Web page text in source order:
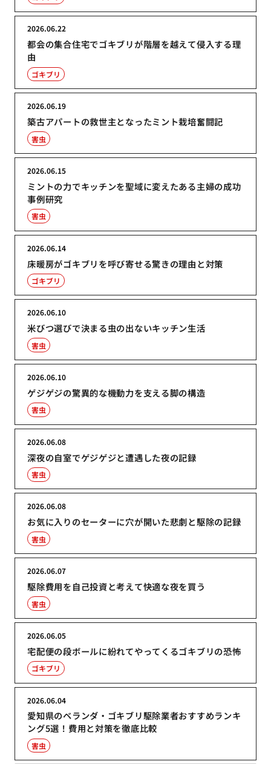
都会の集合住宅でゴキブリが階層を越えて侵入する理
由
2026.06.22
ゴキブリ
築古アパートの救世主となったミント栽培奮闘記
2026.06.19
害虫
ミントの力でキッチンを聖域に変えたある主婦の成功
事例研究
2026.06.15
害虫
床暖房がゴキブリを呼び寄せる驚きの理由と対策
2026.06.14
ゴキブリ
米びつ選びで決まる虫の出ないキッチン生活
2026.06.10
害虫
ゲジゲジの驚異的な機動力を支える脚の構造
2026.06.10
害虫
深夜の自室でゲジゲジと遭遇した夜の記録
2026.06.08
害虫
お気に入りのセーターに穴が開いた悲劇と駆除の記録
2026.06.08
害虫
駆除費用を自己投資と考えて快適な夜を買う
2026.06.07
害虫
宅配便の段ボールに紛れてやってくるゴキブリの恐怖
2026.06.05
ゴキブリ
愛知県のベランダ・ゴキブリ駆除業者おすすめランキ
ング5選！費用と対策を徹底比較
2026.06.04
害虫